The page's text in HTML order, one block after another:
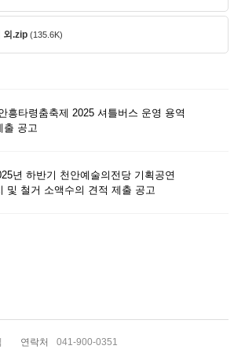
외.zip(135.6K)
흥타령춤축제 2025 셔틀버스 운영 용역
출 공고
년 하반기 천안예술의전당 기획공연
및 철거 소액수의 견적 제출 공고
연락처 041-900-0351